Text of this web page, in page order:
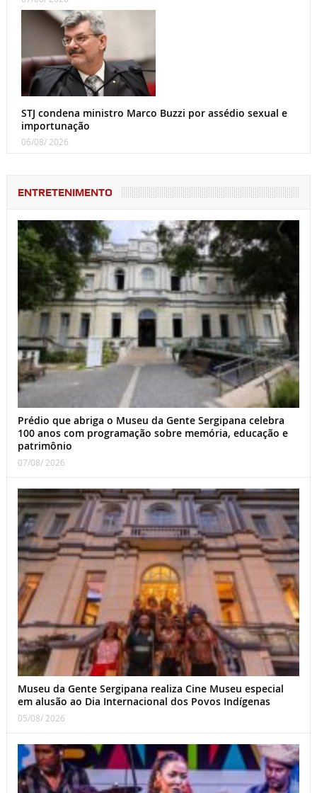
STJ condena ministro Marco Buzzi por assédio sexual e
importunação
06/08/ 2026
ENTRETENIMENTO
Prédio que abriga o Museu da Gente Sergipana celebra
100 anos com programação sobre memória, educação e
patrimônio
07/08/ 2026
Museu da Gente Sergipana realiza Cine Museu especial
em alusão ao Dia Internacional dos Povos Indígenas
05/08/ 2026